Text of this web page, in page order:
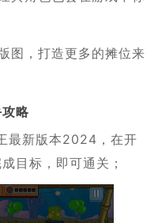
图，打造更多的摊位来
略
最新版本2024，在开
目标，即可通关；